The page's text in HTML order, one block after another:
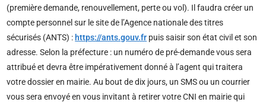
(première demande, renouvellement, perte ou vol). Il faudra créer un
compte personnel sur le site de l’Agence nationale des titres
sécurisés (ANTS) : https://ants.gouv.fr puis saisir son état civil et son
adresse. Selon la préfecture : un numéro de pré-demande vous sera
attribué et devra être impérativement donné à l’agent qui traitera
votre dossier en mairie. Au bout de dix jours, un SMS ou un courrier
vous sera envoyé en vous invitant à retirer votre CNI en mairie qui